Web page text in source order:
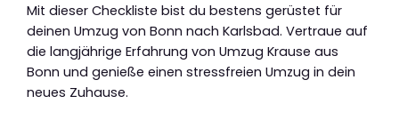
Mit dieser Checkliste bist du bestens gerüstet für
deinen Umzug von Bonn nach Karlsbad. Vertraue auf
die langjährige Erfahrung von Umzug Krause aus
Bonn und genieße einen stressfreien Umzug in dein
neues Zuhause.